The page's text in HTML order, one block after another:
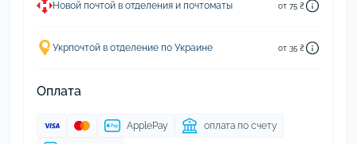
Новой почтой в отделения и почтоматы от 75 ₴
Укрпочтой в отделение по Украине от 35 ₴
Оплата
ApplePay оплата по счету